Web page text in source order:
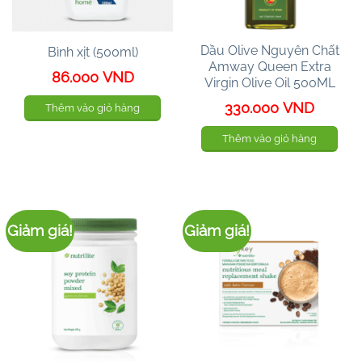
Bình xịt (500ml)
86.000 VND
Thêm vào giỏ hàng
Dầu Olive Nguyên Chất
Amway Queen Extra
Virgin Olive Oil 500ML
330.000 VND
Thêm vào giỏ hàng
Giảm giá! Giảm giá!